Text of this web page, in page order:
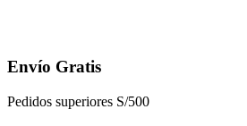
Envío Gratis
Pedidos superiores S/500